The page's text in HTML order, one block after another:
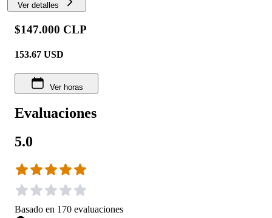
Ver detalles
$147.000 CLP
153.67 USD
Ver horas
Evaluaciones
5.0
Basado en 170 evaluaciones